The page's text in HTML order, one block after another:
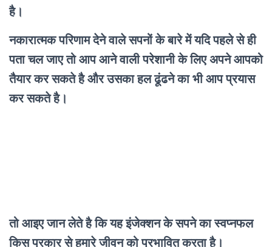
है।
नकारात्मक परिणाम देने वाले सपनों के बारे में यदि पहले से ही
पता चल जाए तो आप आने वाली परेशानी के लिए अपने आपको
तैयार कर सकते है और उसका हल ढूंढने का भी आप प्रयास
कर सकते है।
तो आइए जान लेते है कि यह इंजेक्शन के सपने का स्वप्नफल
किस प्रकार से हमारे जीवन को प्रभावित करता है।